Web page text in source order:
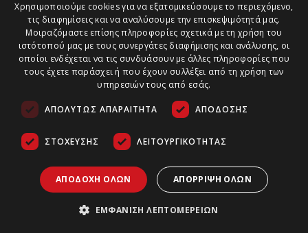
Χρησιμοποιούμε cookies για να εξατομικεύσουμε το περιεχόμενο,
τις διαφημίσεις και να αναλύσουμε την επισκεψιμότητά μας.
Μοιραζόμαστε επίσης πληροφορίες σχετικά με τη χρήση του
ιστότοπού μας με τους συνεργάτες διαφήμισης και ανάλυσης, οι
οποίοι ενδέχεται να τις συνδυάσουν με άλλες πληροφορίες που
τους έχετε παράσχει ή που έχουν συλλέξει από τη χρήση των
υπηρεσιών τους από εσάς.
ΑΠΟΛΎΤΩΣ ΑΠΑΡΑΊΤΗΤΑ ΑΠΌΔΟΣΗΣ
ΣΤΌΧΕΥΣΗΣ ΛΕΙΤΟΥΡΓΙΚΌΤΗΤΑΣ
ΑΠΟΔΟΧΉ ΌΛΩΝ ΑΠΌΡΡΙΨΗ ΌΛΩΝ
ΕΜΦΆΝΙΣΗ ΛΕΠΤΟΜΕΡΕΙΏΝ